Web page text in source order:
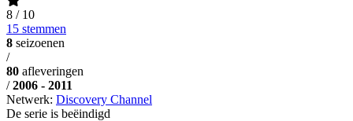
8 / 10
15 stemmen
8 seizoenen
/
80 afleveringen
/ 2006 - 2011
Netwerk: Discovery Channel
De serie is beëindigd